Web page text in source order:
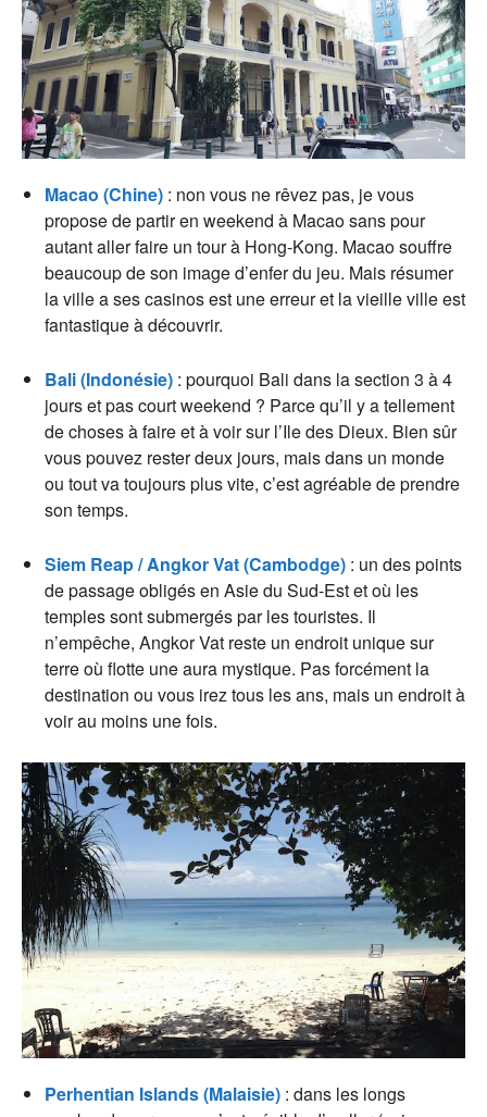
Macao (Chine) : non vous ne rêvez pas, je vous
propose de partir en weekend à Macao sans pour
autant aller faire un tour à Hong-Kong. Macao souffre
beaucoup de son image d’enfer du jeu. Mais résumer
la ville a ses casinos est une erreur et la vieille ville est
fantastique à découvrir.
Bali (Indonésie) : pourquoi Bali dans la section 3 à 4
jours et pas court weekend ? Parce qu’il y a tellement
de choses à faire et à voir sur l’Ile des Dieux. Bien sûr
vous pouvez rester deux jours, mais dans un monde
ou tout va toujours plus vite, c’est agréable de prendre
son temps.
Siem Reap / Angkor Vat (Cambodge) : un des points
de passage obligés en Asie du Sud-Est et où les
temples sont submergés par les touristes. Il
n’empêche, Angkor Vat reste un endroit unique sur
terre où flotte une aura mystique. Pas forcément la
destination ou vous irez tous les ans, mais un endroit à
voir au moins une fois.
Perhentian Islands (Malaisie) : dans les longs